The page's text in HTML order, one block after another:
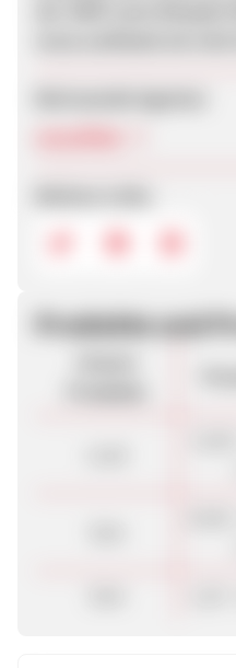
Produkte und